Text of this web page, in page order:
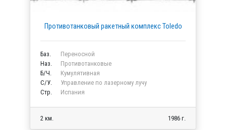
Противотанковый ракетный комплекс Toledo
Баз.
Переносной
Наз.
Противотанковые
Б/Ч.
Кумулятивная
C/У.
Управление по лазерному лучу
Стр.
Испания
2 км. 1986 г.